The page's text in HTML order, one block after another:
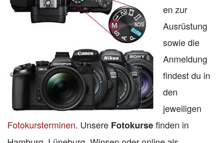
en zur
Ausrüstung
sowie die
Anmeldung
findest du in
den
jeweiligen
Fotokursterminen. Unsere Fotokursefinden in